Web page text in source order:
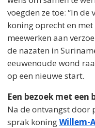
voegden ze toe: “In
koning oprecht en
meewerken aan
de nazaten in
eeuwenoude wond
op een nieuwe start.
Een bezoek met
Na de ontvangst door
sprak koningWillem-